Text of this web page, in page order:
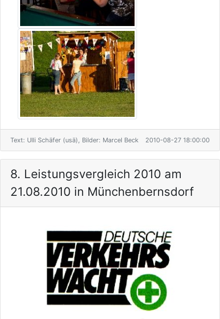
Text: Ulli Schäfer (usä), Bilder: Marcel Beck 2010-08-27 18:00:00
8. Leistungsvergleich 2010 am
21.08.2010 in Münchenbernsdorf